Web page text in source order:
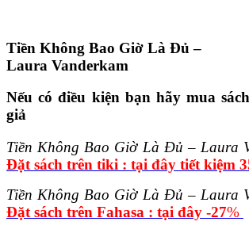
Tiền Không Bao Giờ Là Đủ –
Laura Vanderkam
Nếu có điều kiện bạn hãy mua
giả
Tiền Không Bao Giờ Là Đủ –
Đặt sách trên tiki : tại đây tiết kiệm
Tiền Không Bao Giờ Là Đủ –
Đặt sách trên Fahasa : tại đây -27%